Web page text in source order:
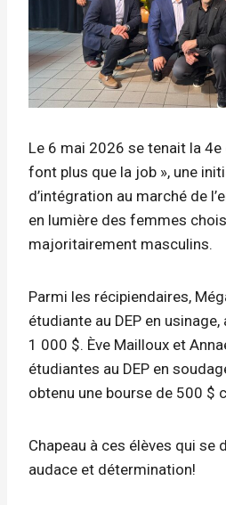
Le 6 mai 2026 se tenait la 4e
font plus que la job », une
d’intégration au marché de
en lumière des femmes
majoritairement masculins.
Parmi les récipiendaires,
étudiante au DEP en
1 000 $. Ève Mailloux et
étudiantes au DEP en
obtenu une bourse de 500 $
Chapeau à ces élèves qui se
audace et détermination!